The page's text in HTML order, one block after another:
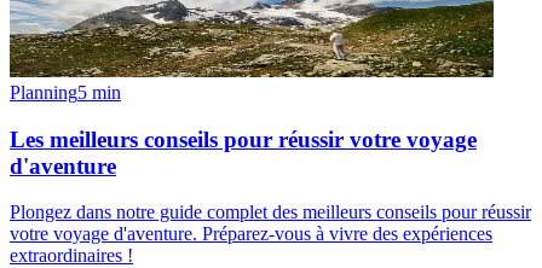
Planning5 min
Les meilleurs conseils pour réussir votre voyage
d'aventure
Plongez dans notre guide complet des meilleurs conseils pour réussir
votre voyage d'aventure. Préparez-vous à vivre des expériences
extraordinaires !